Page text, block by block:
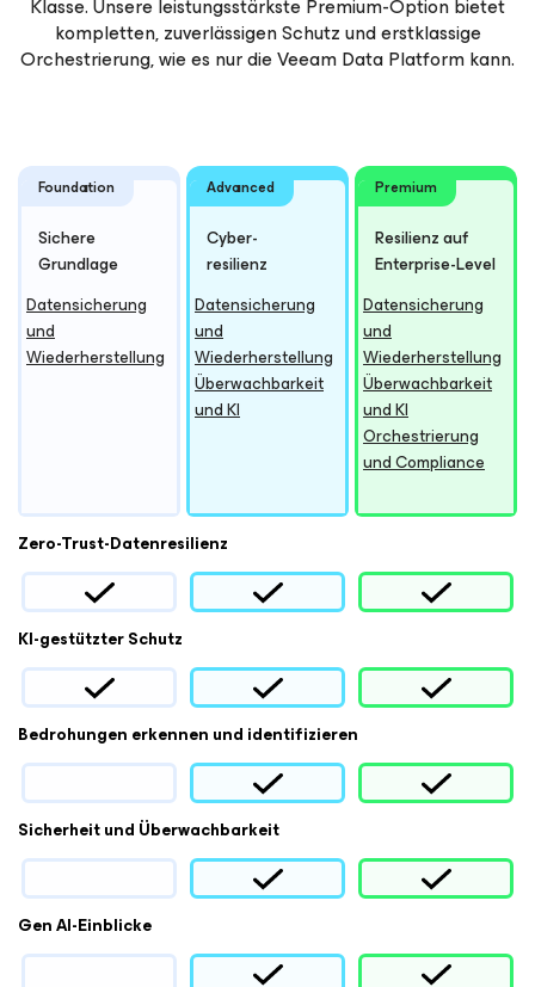
Klasse. Unsere leistungsstärkste Premium-Option bietet
kompletten, zuverlässigen Schutz und erstklassige
Orchestrierung, wie es nur die Veeam Data Platform kann.
Foundation
Sichere
Grundlage
Advanced
Cyber-
resilienz
Premium
Resilienz auf
Enterprise-Level
Datensicherung
und
Wiederherstellung
Datensicherung
und
Wiederherstellung
Überwachbarkeit
und KI
Datensicherung
und
Wiederherstellung
Überwachbarkeit
und KI
Orchestrierung
und Compliance
Zero-Trust-Datenresilienz
KI-gestützter Schutz
Bedrohungen erkennen und identifizieren
Sicherheit und Überwachbarkeit
Gen AI-Einblicke